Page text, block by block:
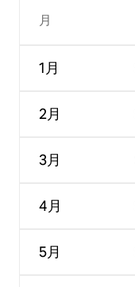
月
1月
2月
3月
4月
5月